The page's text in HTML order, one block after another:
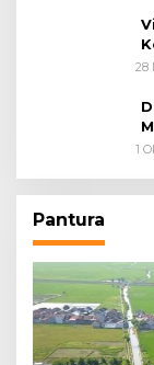
28
1
Pantura